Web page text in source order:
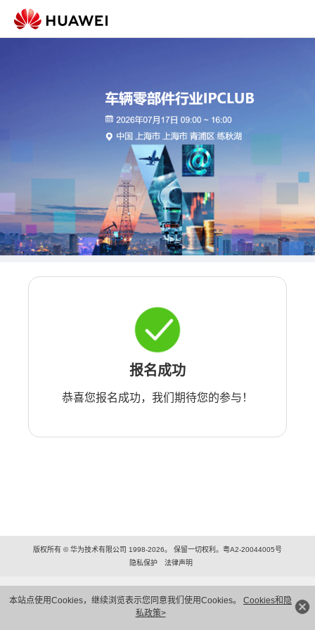
本站点使用Cookies，继续浏览表示您同意我们使用Cookies。 Cookies和隐
私政策>
报名成功
恭喜您报名成功，我们期待您的参与！
版权所有 © 华为技术有限公司 1998-2026。 保留一切权利。粤A2-20044005号
隐私保护
法律声明